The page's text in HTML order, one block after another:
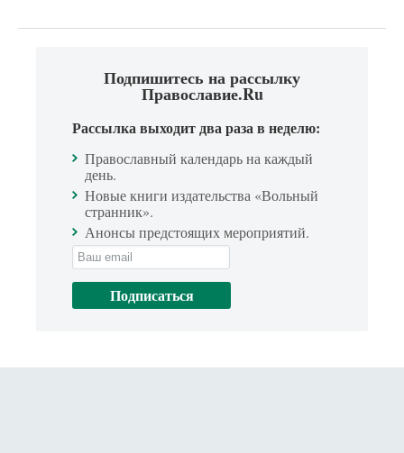
Подпишитесь на рассылку
Православие.Ru
Рассылка выходит два раза в неделю:
Православный календарь на каждый
день.
Новые книги издательства «Вольный
странник».
Анонсы предстоящих мероприятий.